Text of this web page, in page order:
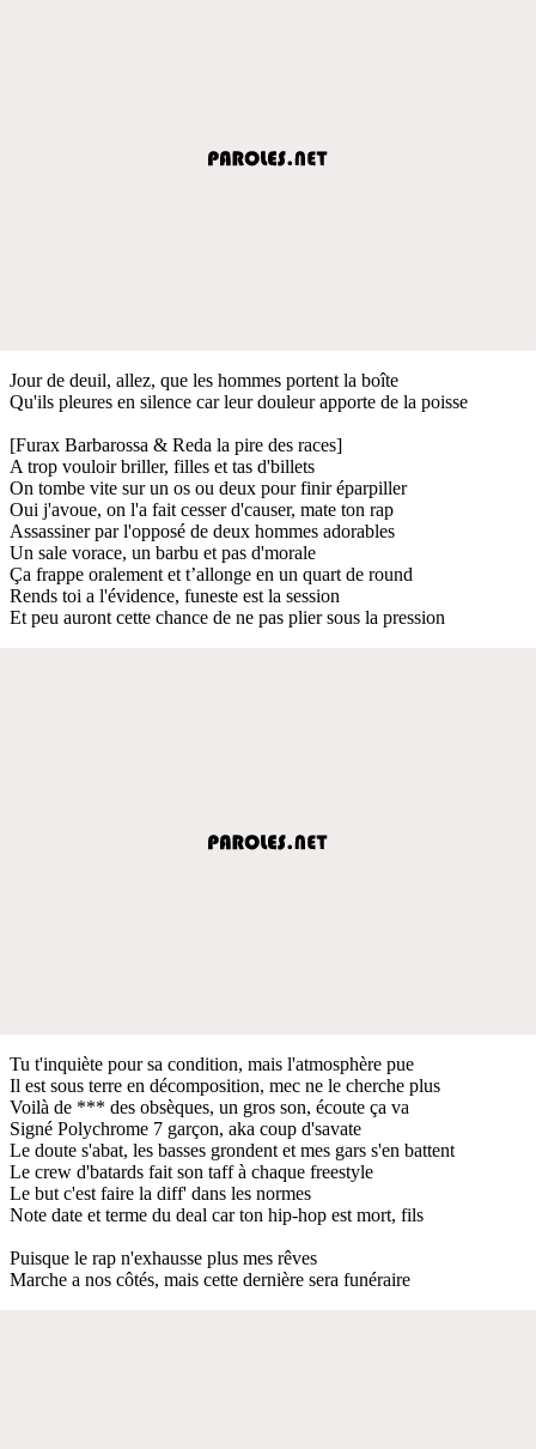
Jour de deuil, allez, que les hommes portent la boîte
Qu'ils pleures en silence car leur douleur apporte de la poisse
[Furax Barbarossa & Reda la pire des races]
A trop vouloir briller, filles et tas d'billets
On tombe vite sur un os ou deux pour finir éparpiller
Oui j'avoue, on l'a fait cesser d'causer, mate ton rap
Assassiner par l'opposé de deux hommes adorables
Un sale vorace, un barbu et pas d'morale
Ça frappe oralement et t’allonge en un quart de round
Rends toi a l'évidence, funeste est la session
Et peu auront cette chance de ne pas plier sous la pression
Tu t'inquiète pour sa condition, mais l'atmosphère pue
Il est sous terre en décomposition, mec ne le cherche plus
Voilà de *** des obsèques, un gros son, écoute ça va
Signé Polychrome 7 garçon, aka coup d'savate
Le doute s'abat, les basses grondent et mes gars s'en battent
Le crew d'batards fait son taff à chaque freestyle
Le but c'est faire la diff' dans les normes
Note date et terme du deal car ton hip-hop est mort, fils
Puisque le rap n'exhausse plus mes rêves
Marche a nos côtés, mais cette dernière sera funéraire